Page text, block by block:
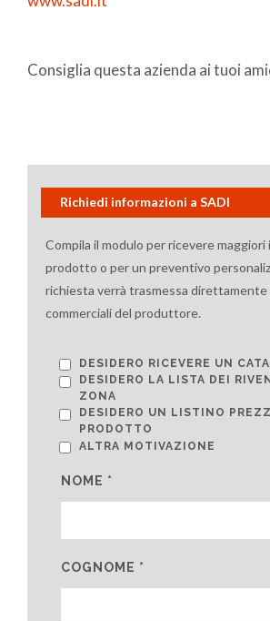
Consiglia questa azienda ai tuoi
Richiedi informazioni a SADI
Compila il modulo per ricevere maggiori
prodotto o per un preventivo
richiesta verrà trasmessa direttamente
commerciali del produttore.
DESIDERO RICEVERE UN
DESIDERO LA LISTA DEI
ZONA
DESIDERO UN LISTINO
PRODOTTO
ALTRA MOTIVAZIONE
NOME *
COGNOME *